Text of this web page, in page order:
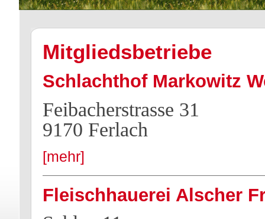
Mitgliedsbetriebe
Schlachthof Markowitz
Feibacherstrasse 31
9170 Ferlach
[mehr]
Fleischhauerei Alscher